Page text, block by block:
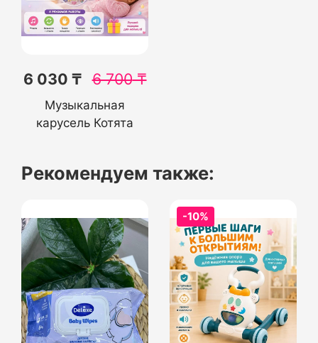
6 030 ₸ 6 700₸
Музыкальная
карусель Котята
Рекомендуем также:
-10%